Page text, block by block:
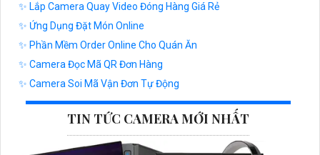
✨ Lắp Camera Quay Video Đóng Hàng Giá Rẻ
✨ Ứng Dụng Đặt Món Online
✨ Phần Mềm Order Online Cho Quán Ăn
✨ Camera Đọc Mã QR Đơn Hàng
✨ Camera Soi Mã Vận Đơn Tự Động
TIN TỨC CAMERA MỚI NHẤT